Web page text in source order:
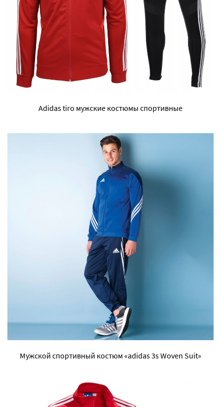
Adidas tiro мужские костюмы спортивные
Мужской спортивный костюм «adidas 3s Woven Suit»